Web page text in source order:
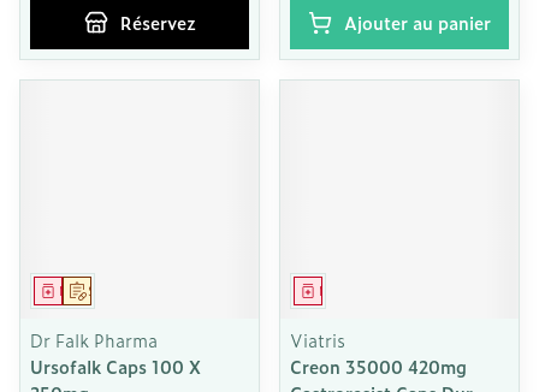
Réservez Ajouter au panier
Sur prescription
Médicament
Dr Falk Pharma
Ursofalk Caps 100 X
Médicament
Viatris
Creon 35000 420mg